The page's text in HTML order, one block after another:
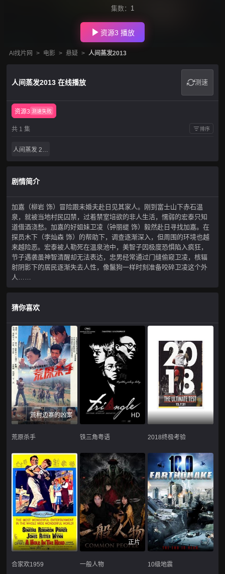
集数： 1
资源3 播放
AI找片网 > 电影 > 悬疑 > 人间蒸发2013
人间蒸发2013 在线播放 测速
资源3 测速失败
共 1 集 排序
人间蒸发 2013
剧情简介
加嘉（柳岩 饰）冒险跟未婚夫赴日见其家人。刚到富士山下赤石温
泉，就被当地村民囚禁，过着禁室培欲的非人生活，懦弱的宏泰只知
道借酒浇愁。加嘉的好姐妹卫凌（钟丽缇 饰）毅然赴日寻找加嘉。在
探员木下（李灿森 饰）的帮助下，调查逐渐深入，但周围的环境也越
来越险恶。宏泰被人勒死在温泉池中，美智子因极度恐惧陷入疯狂，
节子遇袭虽神智清醒却无法表达，忠男经常通过门缝偷窥卫凌，核辐
射阴影下的居民逐渐失去人性，像鬣狗一样时刻准备咬碎卫凌这个外
人……
猜你喜欢
荒村边寨的凶案
荒原杀手
HD
铁三角粤语 2018终极考验
合家欢1959
正片
一般人物 10级地震